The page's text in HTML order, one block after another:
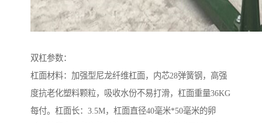
双杠参数：
杠面材料：加强型尼龙纤维杠面，内芯28弹簧钢，高强
度抗老化塑料颗粒，吸收水份不易打滑，杠面重量36KG
每付。杠面长：3.5M，杠面直径40毫米*50毫米的卵